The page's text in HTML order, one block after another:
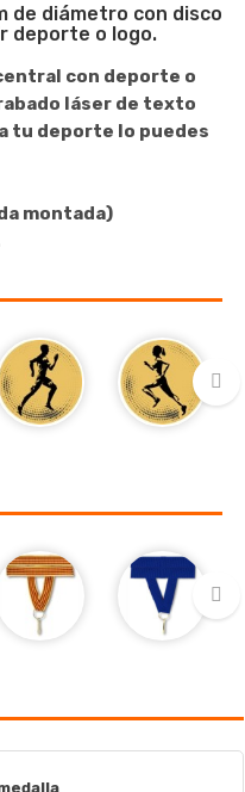
de diámetro con disco
deporte o logo.
con deporte o
láser de texto
tu deporte lo puedes
montada)